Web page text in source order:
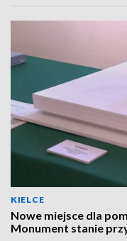
KIELCE
Nowe miejsce dla
Monument stanie